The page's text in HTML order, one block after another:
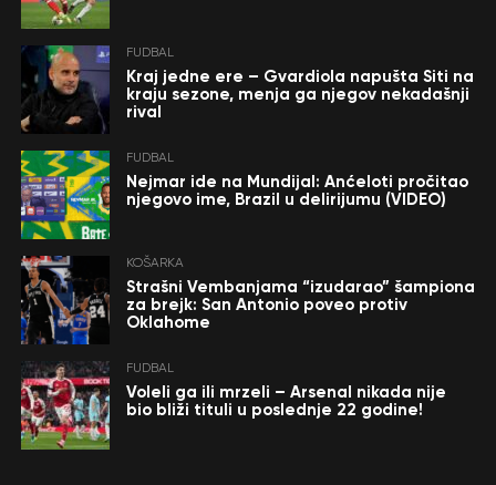
FUDBAL
Kraj jedne ere – Gvardiola napušta Siti na
kraju sezone, menja ga njegov nekadašnji
rival
FUDBAL
Nejmar ide na Mundijal: Anćeloti pročitao
njegovo ime, Brazil u delirijumu (VIDEO)
KOŠARKA
Strašni Vembanjama “izudarao” šampiona
za brejk: San Antonio poveo protiv
Oklahome
FUDBAL
Voleli ga ili mrzeli – Arsenal nikada nije
bio bliži tituli u poslednje 22 godine!